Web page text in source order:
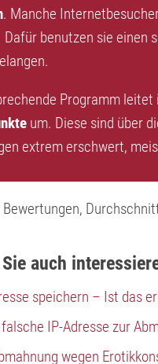
. Manche
benutzen sie einen
Programm
um. Diese sind über
extrem erschwert,
Bewertungen,
auch
speichern – Ist das
IP-Adresse zur
wegen